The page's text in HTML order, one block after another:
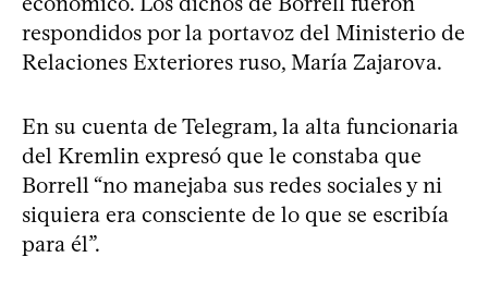
respondidos por la portavoz del Ministerio de
Relaciones Exteriores ruso, María Zajarova.
En su cuenta de Telegram, la alta funcionaria
del Kremlin expresó que le constaba que
Borrell “no manejaba sus redes sociales y ni
siquiera era consciente de lo que se escribía
para él”.